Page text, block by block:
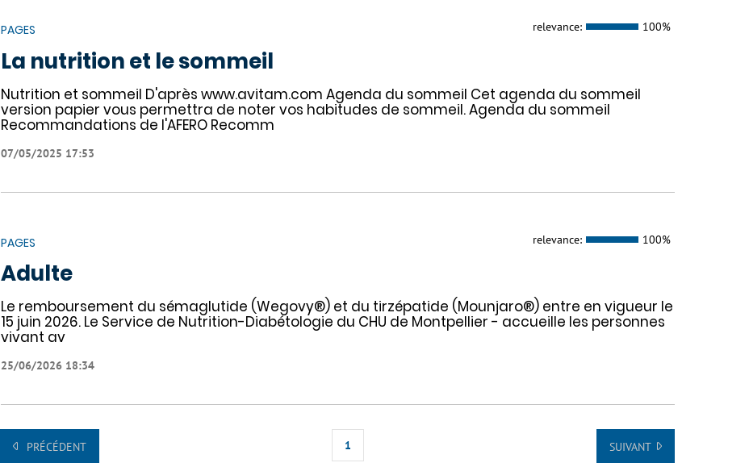
PAGES relevance: 100%
La nutrition et le sommeil
Nutrition et sommeil D'après www.avitam.com Agenda du sommeil Cet agenda du sommeil
version papier vous permettra de noter vos habitudes de sommeil. Agenda du sommeil
Recommandations de l'AFERO Recomm
07/05/2025 17:53
PAGES relevance: 100%
Adulte
Le remboursement du sémaglutide (Wegovy®) et du tirzépatide (Mounjaro®) entre en vigueur le
15 juin 2026. Le Service de Nutrition-Diabétologie du CHU de Montpellier - accueille les personnes
vivant av
25/06/2026 18:34
PRÉCÉDENT 1 SUIVANT